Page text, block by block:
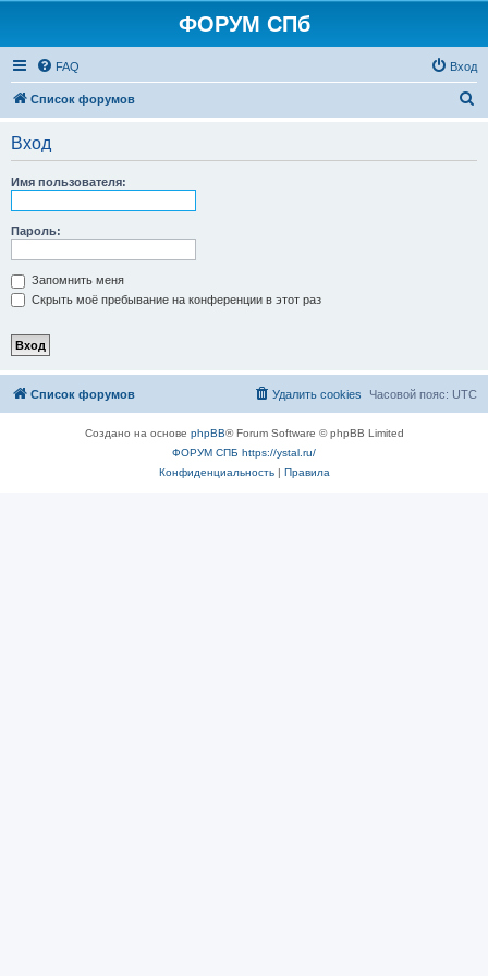
ФОРУМ СПб
FAQ Вход
Список форумов
Вход
Имя пользователя:
Пароль:
Запомнить меня
Скрыть моё пребывание на конференции в этот раз
Список форумов Часовой пояс: UTC
Удалить cookies
Создано на основе phpBB® Forum Software © phpBB Limited
ФОРУМ СПБ https://ystal.ru/
Конфиденциальность| Правила